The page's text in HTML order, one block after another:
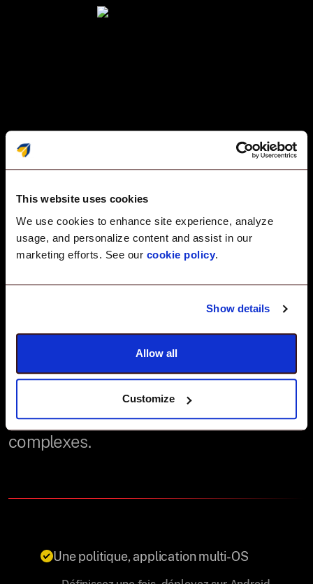
This website uses cookies
We use cookies to enhance site experience, analyze
usage, and personalize content and assist in our
marketing efforts. See our cookie policy.
Show details
Allow all
Customize
Conformité des
terminaux native
UEM — Conçue pour
l'échelle, pensée
pour la simplicité.
Veltar est le seul logiciel de conformité
automatisée conçu spécifiquement au
sein d'une couche UEM — sans agents
supplémentaires, sans intégrations
complexes.
Une politique, application multi-OS